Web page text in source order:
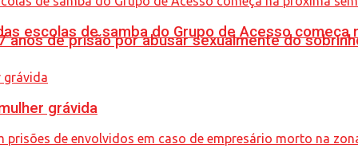
anos de prisão por abusar sexualmente do
escolas de samba do Grupo de Acesso começa
grávida